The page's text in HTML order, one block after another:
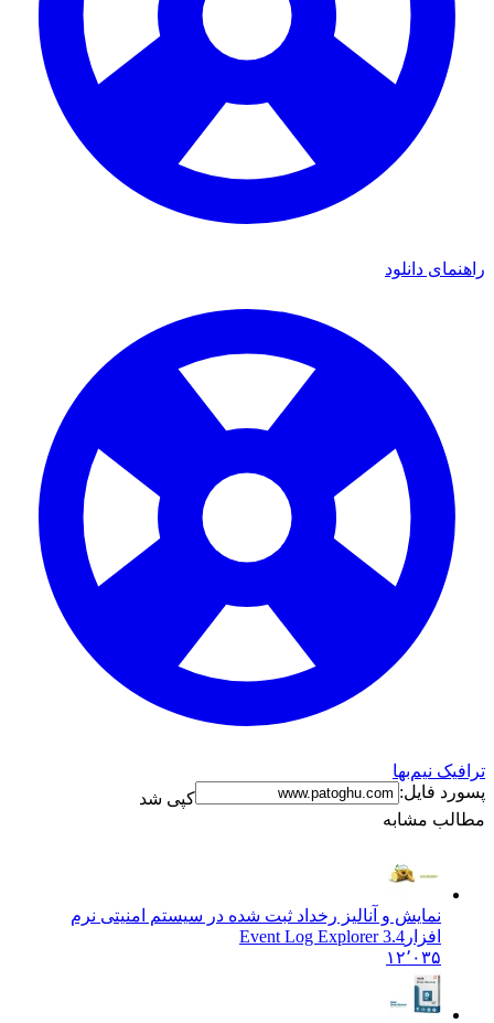
راهنمای دانلود
ترافیک نیم‌بها
پسورد فایل:
کپی شد
مطالب مشابه
نمایش و آنالیز رخداد ثبت شده در سیستم امنیتی نرم
افزار Event Log Explorer 3.4
۱۲٬۰۳۵